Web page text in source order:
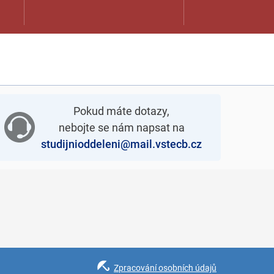
Pokud máte dotazy,
nebojte se nám napsat na
studijnioddeleni@mail.vstecb.cz
Zpracování osobních údajů